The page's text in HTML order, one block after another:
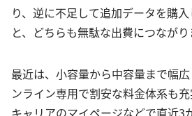
り、逆に不足して追加データを購
と、どちらも無駄な出費につながり
最近は、小容量から中容量まで幅
ンライン専用で割安な料金体系も
キャリアのマイページなどで直近3